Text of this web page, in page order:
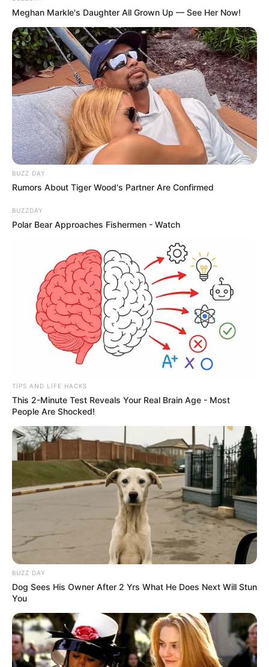
Spirt, çörək və torpaqdan elektrik
enerjisi:Yapon mühəndisdən
diqqətçəkən yenilik
12 0 0
09:58 / 06 Avqust 2026
pasport satışaçıxarıldı
09:45 / 06 Avqust 2026 CƏMİYYƏT
Meghan Markle's Daughter All Grown Up — See Her Now!
BUZZ DAY
Rumors About Tiger Wood's Partner Are Confirmed
BUZZDAY
Polar Bear Approaches Fishermen - Watch
TIPS AND LIFE HACKS
This 2-Minute Test Reveals Your Real Brain Age - Most
People Are Shocked!
BUZZ DAY
Dog Sees His Owner After 2 Yrs What He Does Next Will Stun
You